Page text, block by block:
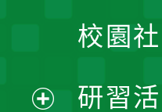
校園
研習